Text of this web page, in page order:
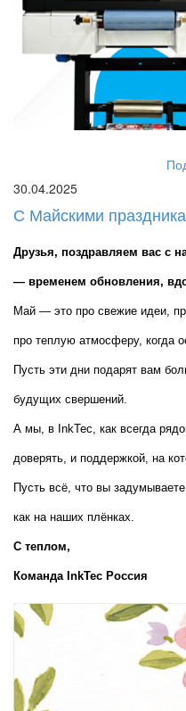
30.04.2025
С Майскими
Друзья, поздравляем вас с
— временем обновления,
Май — это про свежие идеи,
про теплую атмосферу, когда
Пусть эти дни подарят вам
будущих свершений.
А мы, в InkTec, как всегда
доверять, и поддержкой, на
Пусть всё, что вы
как на наших плёнках.
С теплом,
Команда InkTec Россия